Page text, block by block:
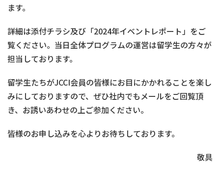
ます。
詳細は添付チラシ及び「2024年イベントレポート」をご
覧ください。当日全体プログラムの運営は留学生の方々が
担当しております。
留学生たちがJCCI会員の皆様にお目にかかれることを楽し
みにしておりますので、ぜひ社内でもメールをご回覧頂
き、お誘いあわせの上ご参加ください。
皆様のお申し込みを心よりお待ちしております。
敬具